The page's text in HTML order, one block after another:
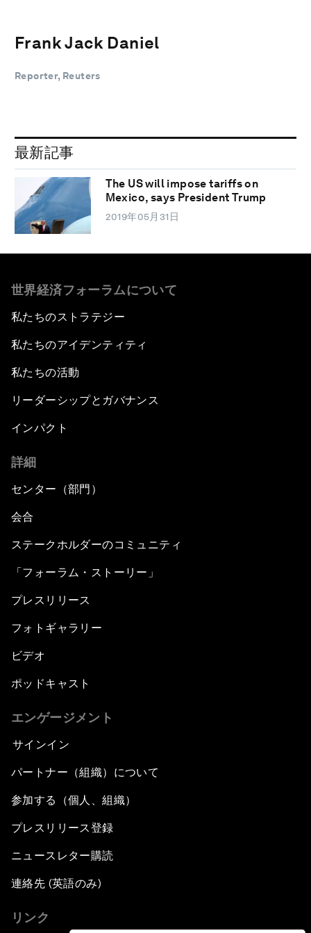
Frank Jack Daniel
Reporter, Reuters
最新記事
The US will impose tariffs on
Mexico, says President Trump
2019年05月31日
世界経済フォーラムについて
私たちのストラテジー
私たちのアイデンティティ
私たちの活動
リーダーシップとガバナンス
インパクト
詳細
センター（部門）
会合
ステークホルダーのコミュニティ
「フォーラム・ストーリー」
プレスリリース
フォトギャラリー
ビデオ
ポッドキャスト
エンゲージメント
サインイン
パートナー（組織）について
参加する（個人、組織）
プレスリリース登録
ニュースレター購読
連絡先 (英語のみ)
リンク